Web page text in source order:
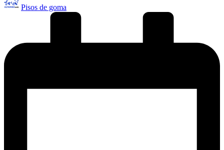
por
Pisos de goma